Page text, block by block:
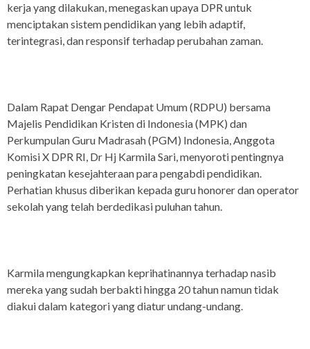
kerja yang dilakukan, menegaskan upaya DPR untuk
menciptakan sistem pendidikan yang lebih adaptif,
terintegrasi, dan responsif terhadap perubahan zaman.
Dalam Rapat Dengar Pendapat Umum (RDPU) bersama
Majelis Pendidikan Kristen di Indonesia (MPK) dan
Perkumpulan Guru Madrasah (PGM) Indonesia, Anggota
Komisi X DPR RI, Dr Hj Karmila Sari, menyoroti pentingnya
peningkatan kesejahteraan para pengabdi pendidikan.
Perhatian khusus diberikan kepada guru honorer dan operator
sekolah yang telah berdedikasi puluhan tahun.
Karmila mengungkapkan keprihatinannya terhadap nasib
mereka yang sudah berbakti hingga 20 tahun namun tidak
diakui dalam kategori yang diatur undang-undang.